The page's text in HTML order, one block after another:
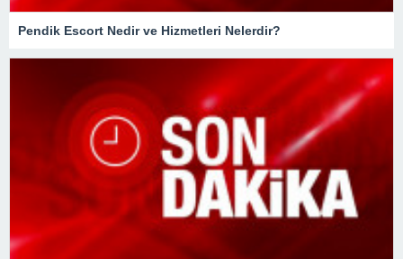
Pendik Escort Nedir ve Hizmetleri Nelerdir?